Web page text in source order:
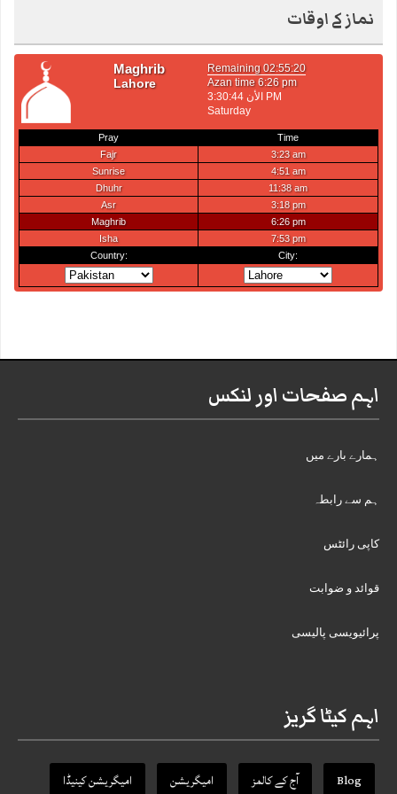
نماز کے اوقات
اہم صفحات اور لنکس
ہمارے بارے میں
ہم سے رابطہ
کاپی رائٹس
قوائد و ضوابت
پرائیویسی پالیسی
اہم کیٹا گریز
Blog آج کے کالمز امیگریشن امیگریشن کینیڈا